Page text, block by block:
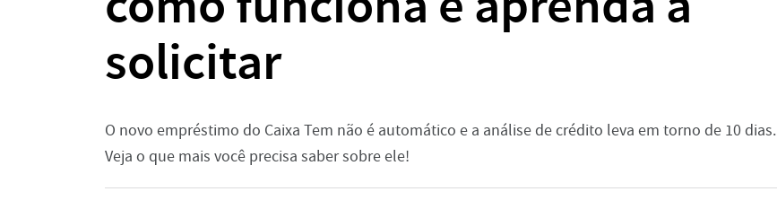
solicitar
O novo empréstimo do Caixa Tem não é automático e a análise de crédito leva em torno de 10 dias.
Veja o que mais você precisa saber sobre ele!